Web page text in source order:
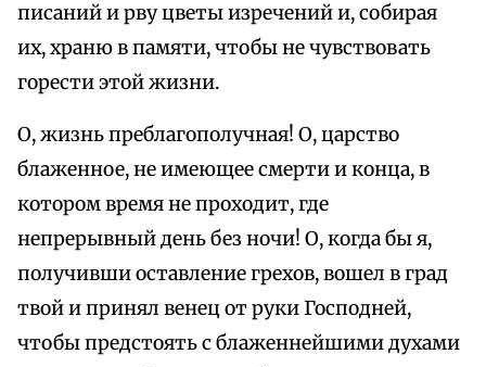
писаний и рву цветы изречений и, собирая
их, храню в памяти, чтобы не чувствовать
горести этой жизни.
О, жизнь преблагополучная! О, царство
блаженное, не имеющее смерти и конца, в
котором время не проходит, где
непрерывный день без ночи! О, когда бы я,
получивши оставление грехов, вошел в град
твой и принял венец от руки Господней,
чтобы предстоять с блаженнейшими духами